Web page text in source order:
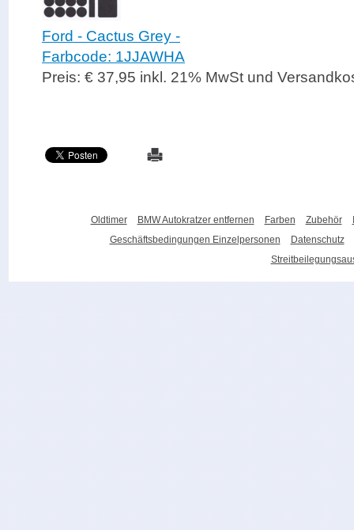
Ford - Cactus Grey -
Farbcode: 1JJAWHA
Preis: € 37,95 inkl. 21% MwSt und
Oldtimer BMW Autokratzer entfernen Farben Zubehör
Geschäftsbedingungen Einzelpersonen
Datenschutz